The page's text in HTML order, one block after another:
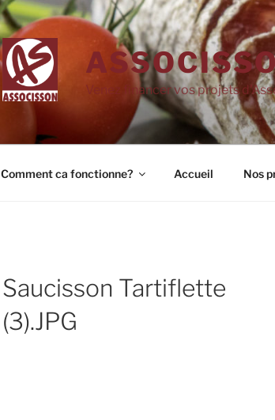
Venez financer vos projets
Comment ca fonctionne? Accueil Nos
Saucisson Tartiflette
(3).JPG